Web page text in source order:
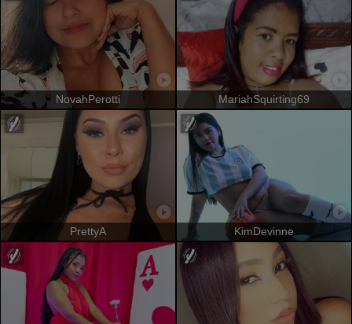
NovahPerotti MariahSquirting69
PrettyA KimDevinne